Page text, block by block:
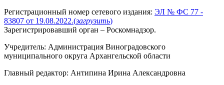
Регистрационный номер сетевого издания: ЭЛ № ФС 77 -
83807 от 19.08.2022.(загрузить)
Зарегистрировавший орган – Роскомнадзор.
Учредитель: Администрация Виноградовского
муниципального округа Архангельской области
Главный редактор: Антипина Ирина Александровна